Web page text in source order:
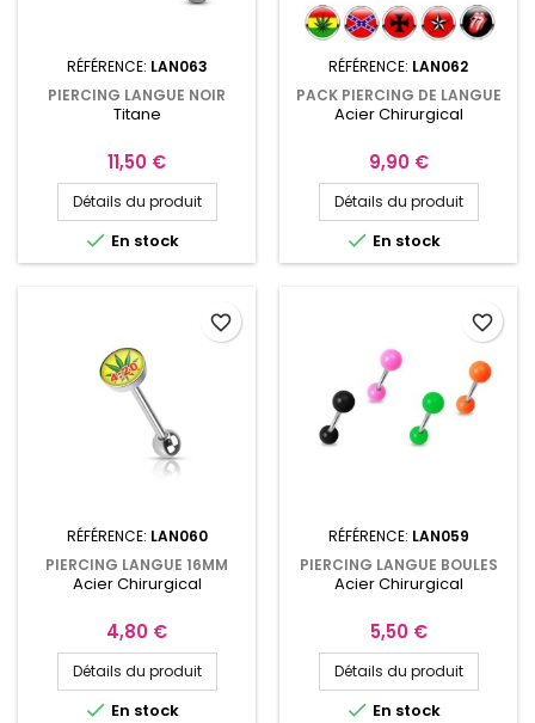
RÉFÉRENCE: LAN063
PIERCING LANGUE NOIR
TITANE BOULE AVEC UN
Titane
Prix
11,50 €
Détails du produit
 En stock
RÉFÉRENCE: LAN062
PACK PIERCING DE LANGUE
BARRE ET 5 EMBOUTS
Acier Chirurgical
Prix
9,90 €
Détails du produit
 En stock
RÉFÉRENCE: LAN060
PIERCING LANGUE 16MM
SYMBOLE CANNABIS ET
Acier Chirurgical
Prix
4,80 €
Détails du produit
 En stock
favorite_border
RÉFÉRENCE: LAN059
PIERCING LANGUE BOULES
ACRYLIQUE COULEURS
Acier Chirurgical
Prix
5,50 €
Détails du produit
 En stock
favorite_border